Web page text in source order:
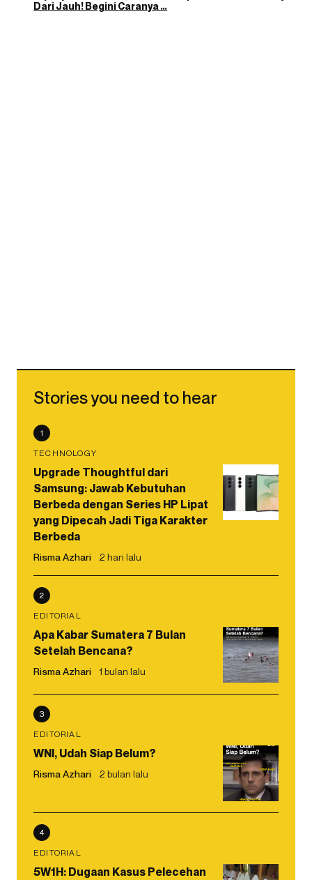
Dari Jauh! Begini Caranya …
Stories you need to hear
1
TECHNOLOGY
Upgrade Thoughtful dari
Samsung: Jawab Kebutuhan
Berbeda dengan Series HP Lipat
yang Dipecah Jadi Tiga Karakter
Berbeda
Risma Azhari 2 hari lalu
2
EDITORIAL
Apa Kabar Sumatera 7 Bulan
Setelah Bencana?
Risma Azhari 1 bulan lalu
3
EDITORIAL
WNI, Udah Siap Belum?
Risma Azhari 2 bulan lalu
4
EDITORIAL
5W1H: Dugaan Kasus Pelecehan